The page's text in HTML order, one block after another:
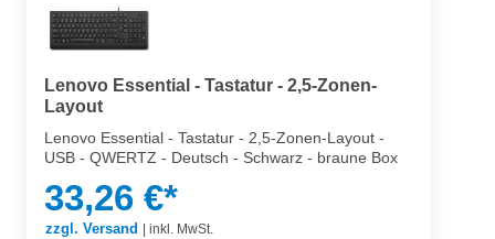
Lenovo Essential - Tastatur - 2,5-Zonen-
Layout
Lenovo Essential - Tastatur - 2,5-Zonen-Layout -
USB - QWERTZ - Deutsch - Schwarz - braune Box
33,26 €*
zzgl. Versand inkl. MwSt.